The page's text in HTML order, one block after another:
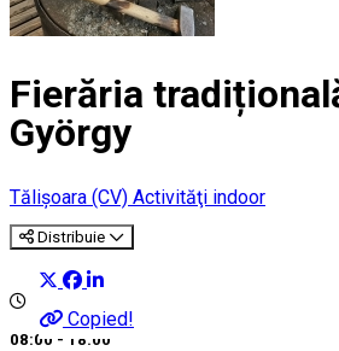
Fierăria
György
Tălişoara (CV) Activităţi indoor
Distribuie
Copied!
08:00 - 18:00